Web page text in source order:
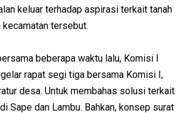
keluar terhadap aspirasi terkait tanah
tersebut.
beberapa waktu lalu, Komisi I
rapat segi tiga bersama Komisi I,
desa. Untuk membahas solusi terkait
Sape dan Lambu. Bahkan, konsep surat